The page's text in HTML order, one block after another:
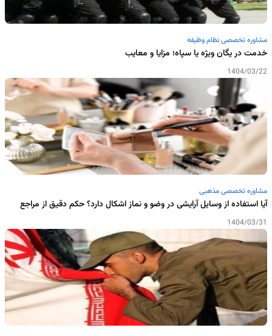
مشاوره تخصصی نظام وظیفه
خدمت در یگان ویژه یا سپاه؛ مزایا و معایب
1404/03/22
مشاوره تخصصی مذهبی
آیا استفاده از وسایل آرایشی در وضو و نماز اشکال دارد؟ حکم دقیق از مراجع
1404/03/31